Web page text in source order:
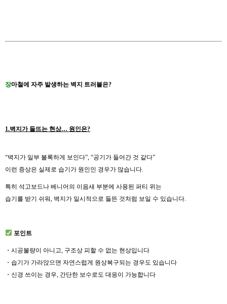
장마철에 자주 발생하는 벽지 트러블은?
1.벽지가 들뜨는 현상… 원인은?
“벽지가 일부 볼록하게 보인다”, “공기가 들어간 것 같다”
이런 증상은 실제로 습기가 원인인 경우가 많습니다.
특히 석고보드나 베니어의 이음새 부분에 사용된 퍼티 위는
습기를 받기 쉬워, 벽지가 일시적으로 들뜬 것처럼 보일 수 있습니다.
포인트
・시공불량이 아니고, 구조상 피할 수 없는 현상입니다
・습기가 가라앉으면 자연스럽게 원상복구되는 경우도 있습니다
・신경 쓰이는 경우, 간단한 보수로도 대응이 가능합니다